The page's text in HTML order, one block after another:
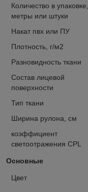
Количество в упаковке,
метры или штуки
Накат пвх или ПУ
Плотность, г/м2
Разновидность ткани
Состав лицевой
поверхности
Тип ткани
Ширина рулона, см
коэффициент
светоотражения CPL
Основные
Цвет